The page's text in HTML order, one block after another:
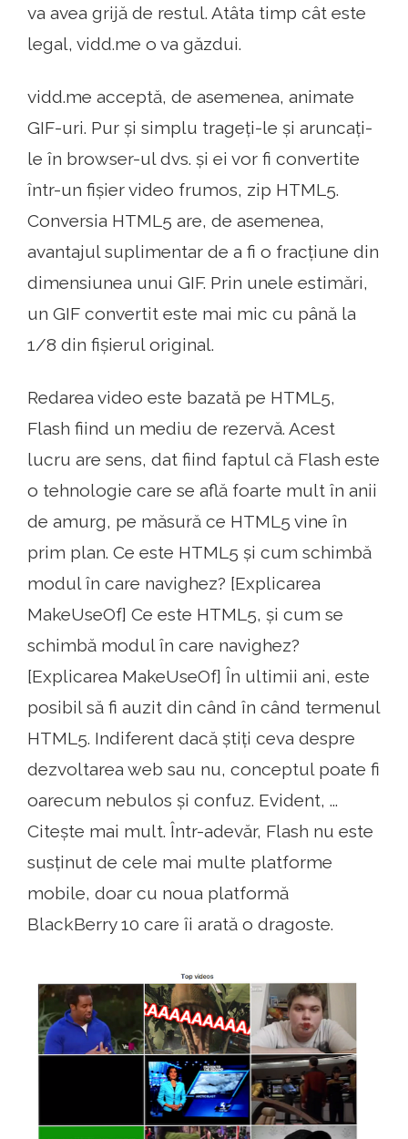
va avea grijă de restul. Atâta timp cât este
legal, vidd.me o va găzdui.
vidd.me acceptă, de asemenea, animate
GIF-uri. Pur și simplu trageți-le și aruncați-
le în browser-ul dvs. și ei vor fi convertite
într-un fișier video frumos, zip HTML5.
Conversia HTML5 are, de asemenea,
avantajul suplimentar de a fi o fracțiune din
dimensiunea unui GIF. Prin unele estimări,
un GIF convertit este mai mic cu până la
1/8 din fișierul original.
Redarea video este bazată pe HTML5,
Flash fiind un mediu de rezervă. Acest
lucru are sens, dat fiind faptul că Flash este
o tehnologie care se află foarte mult în anii
de amurg, pe măsură ce HTML5 vine în
prim plan. Ce este HTML5 și cum schimbă
modul în care navighez? [Explicarea
MakeUseOf] Ce este HTML5, și cum se
schimbă modul în care navighez?
[Explicarea MakeUseOf] În ultimii ani, este
posibil să fi auzit din când în când termenul
HTML5. Indiferent dacă știți ceva despre
dezvoltarea web sau nu, conceptul poate fi
oarecum nebulos și confuz. Evident, ...
Citește mai mult. Într-adevăr, Flash nu este
susținut de cele mai multe platforme
mobile, doar cu noua platformă
BlackBerry 10 care îi arată o dragoste.